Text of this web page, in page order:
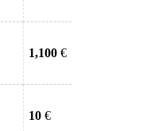
1,100 €
10 €